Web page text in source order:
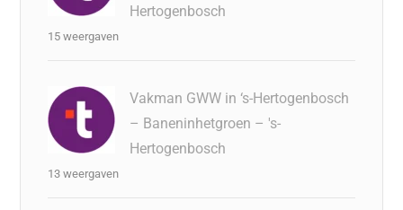
Hertogenbosch
15 weergaven
Vakman GWW in ‘s-Hertogenbosch
– Baneninhetgroen – 's-
Hertogenbosch
13 weergaven